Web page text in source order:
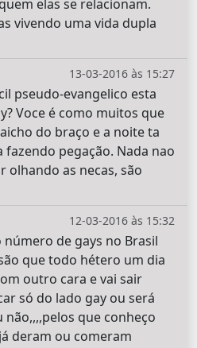
elas se relacionam.
vivendo uma vida dupla
13-03-2016 às 15:27
pseudo-evangelico esta
Voce é como muitos que
do braço e a noite ta
pegação. Nada nao
olhando as necas, são
12-03-2016 às 15:32
de gays no Brasil
que todo hétero um dia
outro cara e vai sair
só do lado gay ou será
que conheço
deram ou comeram